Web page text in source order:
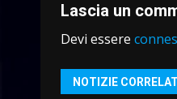
Lascia un
Devi essere
NOTIZIE